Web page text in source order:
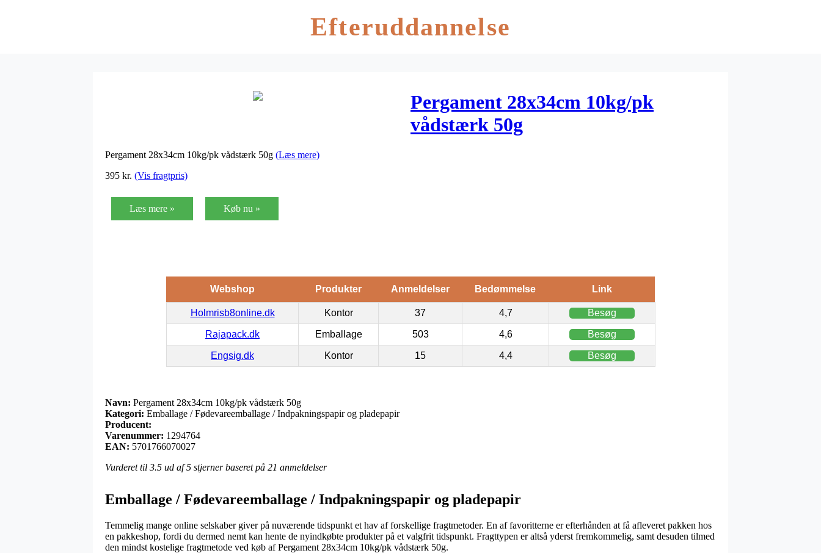
Efteruddannelse
Pergament 28x34cm 10kg/pk
vådstærk 50g
Pergament 28x34cm 10kg/pk vådstærk 50g (Læs mere)
395 kr. (Vis fragtpris)
Læs mere » Køb nu »
Webshop Produkter Anmeldelser Bedømmelse Link
Holmrisb8online.dk Kontor 37 4,7 Besøg
Rajapack.dk Emballage 503 4,6 Besøg
Engsig.dk Kontor 15 4,4 Besøg
Navn: Pergament 28x34cm 10kg/pk vådstærk 50g
Kategori: Emballage / Fødevareemballage / Indpakningspapir og pladepapir
Producent:
Varenummer: 1294764
EAN: 5701766070027
Vurderet til 3.5 ud af 5 stjerner baseret på 21 anmeldelser
Emballage / Fødevareemballage / Indpakningspapir og pladepapir
Temmelig mange online selskaber giver på nuværende tidspunkt et hav af forskellige fragtmetoder. En af favoritterne er efterhånden at få afleveret pakken hos
en pakkeshop, fordi du dermed nemt kan hente de nyindkøbte produkter på et valgfrit tidspunkt. Fragttypen er altså yderst fremkommelig, samt desuden tilmed
den mindst kostelige fragtmetode ved køb af Pergament 28x34cm 10kg/pk vådstærk 50g.